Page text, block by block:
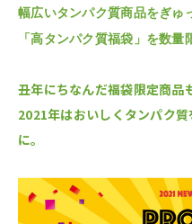
幅広いタンパク質商品をぎゅ
「高タンパク質福袋」を数量
丑年にちなんだ福袋限定商品
2021年はおいしくタンパク
に。